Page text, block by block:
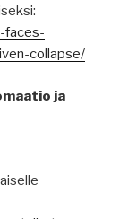
faces-
collapse/
ja